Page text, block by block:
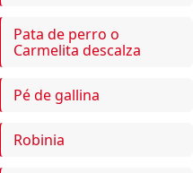
Pata de perro o
Carmelita descalza
Pé de gallina
Robinia